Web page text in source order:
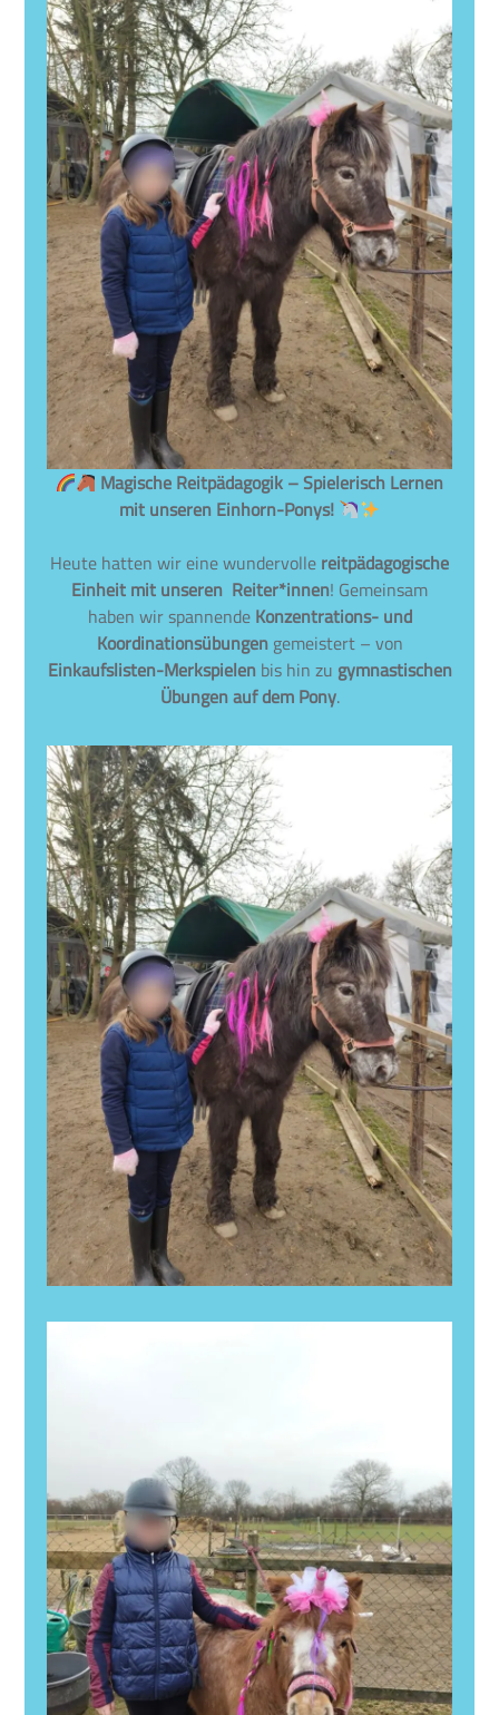
Magische Reitpädagogik – Spielerisch Lernen
mit unseren Einhorn-Ponys!
Heute hatten wir eine wundervolle reitpädagogische
Einheit mit unseren Reiter*innen! Gemeinsam
haben wir spannende Konzentrations- und
Koordinationsübungen gemeistert – von
Einkaufslisten-Merkspielen bis hin zu gymnastischen
Übungen auf dem Pony.